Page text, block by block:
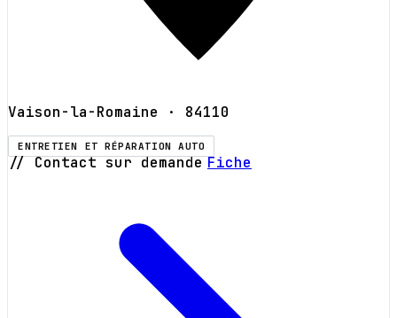
Vaison-la-Romaine · 84110
ENTRETIEN ET RÉPARATION AUTO
// Contact sur demande Fiche